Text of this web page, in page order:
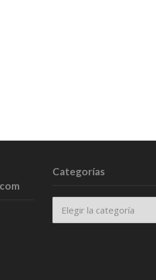
Categorías